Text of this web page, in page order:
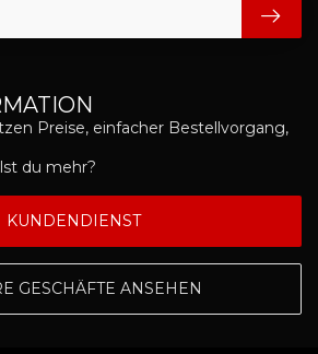
Preise, einfacher Bestellvorgang,
du mehr?
KUNDENDIENST
GESCHÄFTE ANSEHEN